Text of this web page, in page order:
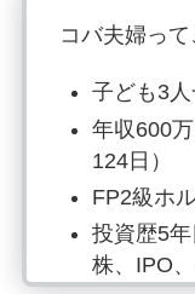
コバ夫婦って
子ども3
年収600
124日）
FP2級ホ
投資歴5
株、IPO